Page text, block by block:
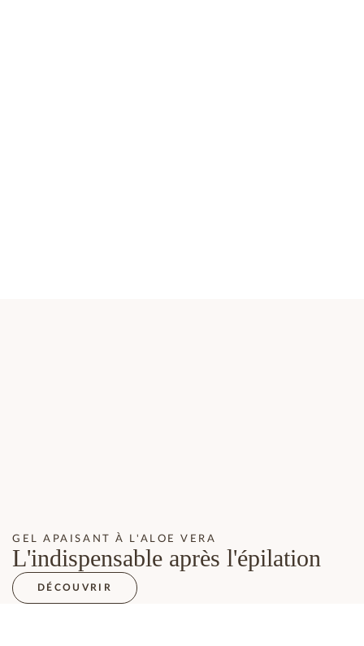
GEL APAISANT À L'ALOE VERA
L'indispensable après l'épilation
DÉCOUVRIR